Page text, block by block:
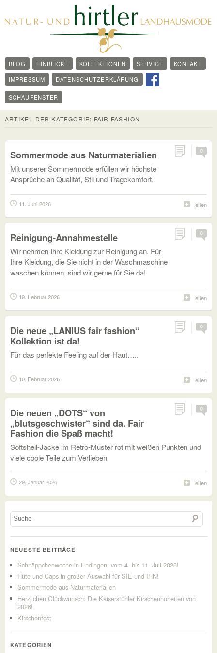
BLOG EINBLICKE KOLLEKTIONEN SERVICE
KONTAKT
IMPRESSUM
DATENSCHUTZERKLÄRUNG
SCHAUFENSTER
ARTIKEL DER KATEGORIE: FAIR FASHION
0
Sommermode aus Naturmaterialien
Mit unserer Sommermode erfüllen wir höchste
Ansprüche an Qualität, Stil und Tragekomfort.
Teilen
11. Juni 2026
0
Reinigung-Annahmestelle
Wir nehmen Ihre Kleidung zur Reinigung an. Für
Ihre Kleidung, die Sie nicht in der Waschmaschine
waschen können, sind wir gerne für Sie da!
Teilen
19. Februar 2026
0
Die neue „LANIUS fair fashion“
Kollektion ist da!
Für das perfekte Feeling auf der Haut…..
Teilen
10. Februar 2026
0
Die neuen „DOTS“ von
„blutsgeschwister“ sind da. Fair
Fashion die Spaß macht!
Softshell-Jacke im Retro-Muster rot mit weißen Punkten und
viele coole Teile zum Verlieben.
Teilen
29. Januar 2026
NEUESTE BEITRÄGE
Schnäppchenwoche in Endingen, vom 4. bis 11. Juli 2026!
Hüte und Caps in großer Auswahl für SIE und IHN!
Sommermode aus Naturmaterialien
Herzlichen Glückwunsch: Die Kaiserstühler Kirschenhoheiten von
2026!
Kirschenfest
KATEGORIEN